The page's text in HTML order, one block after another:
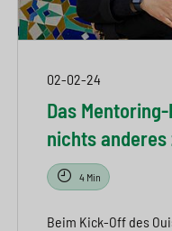
02-02-24
Das
nichts anderes
4 Min
Beim Kick-Off des